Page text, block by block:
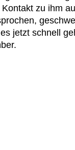
zu ihm
jetzt schnell